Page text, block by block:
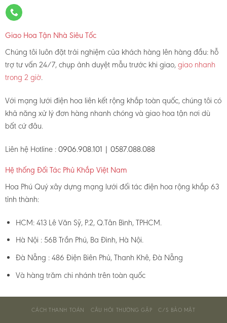
Giao Hoa Tận Nhà Siêu Tốc
Chúng tôi luôn đặt trải nghiệm của khách hàng lên hàng đầu: hỗ
trợ tư vấn 24/7, chụp ảnh duyệt mẫu trước khi giao,giao nhanh
trong 2 giờ.
Với mạng lưới điện hoa liên kết rộng khắp toàn quốc, chúng tôi có
khả năng xử lý đơn hàng nhanh chóng và giao hoa tận nơi dù
bất cứ đâu.
Liên hệ Hotline : 0906.908.101 | 0587.088.088
Hệ thống Đối Tác Phủ Khắp Việt Nam
Hoa Phú Quý xây dựng mạng lưới đối tác điện hoa rộng khắp 63
tỉnh thành:
HCM: 413 Lê Văn Sỹ, P.2, Q.Tân Bình, TPHCM.
Hà Nội : 56B Trần Phú, Ba Đình, Hà Nội.
Đà Nẵng : 486 Điện Biên Phủ, Thanh Khê, Đà Nẵng
Và hàng trăm chi nhánh trên toàn quốc
CÁCH THANH TOÁN CÂU HỎI THƯỜNG GẶP C/S BẢO MẬT